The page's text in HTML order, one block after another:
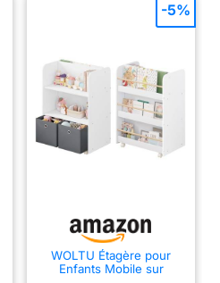
WOLTU Étagère pour
Enfants Mobile sur
-5%